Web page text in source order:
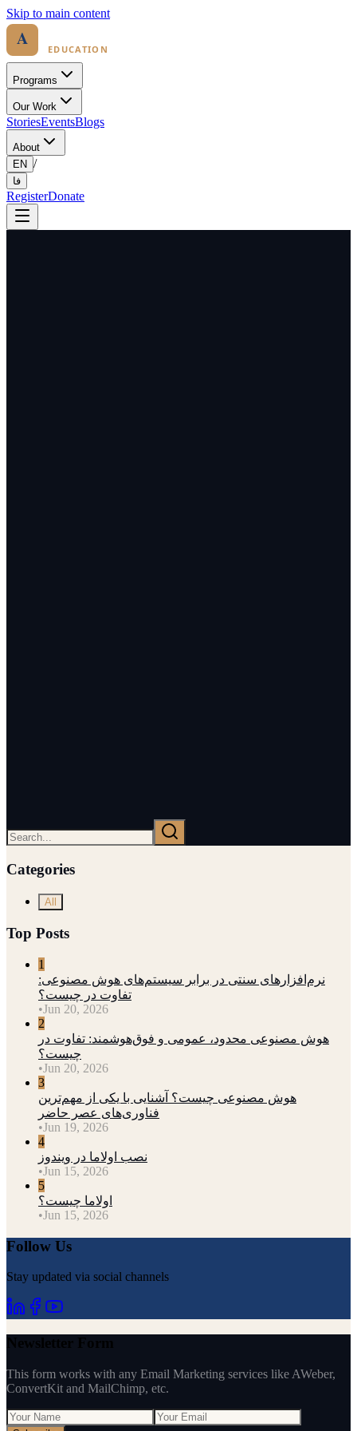
Skip to main content
Programs
Our Work
StoriesEventsBlogs
About
EN /
فا
RegisterDonate
Categories
All
Top Posts
1
نرم‌افزارهای سنتی در برابر سیستم‌های هوش مصنوعی:
تفاوت در چیست؟
•Jun 20, 2026
2
هوش مصنوعی محدود، عمومی و فوق‌هوشمند: تفاوت در
چیست؟
•Jun 20, 2026
3
هوش مصنوعی چیست؟ آشنایی با یکی از مهم‌ترین
فناوری‌های عصر حاضر
•Jun 19, 2026
4
نصب اولاما در ویندوز
•Jun 15, 2026
5
اولاما چیست؟
•Jun 15, 2026
Follow Us
Stay updated via social channels
Newsletter Form
This form works with any Email Marketing services like AWeber,
ConvertKit and MailChimp, etc.